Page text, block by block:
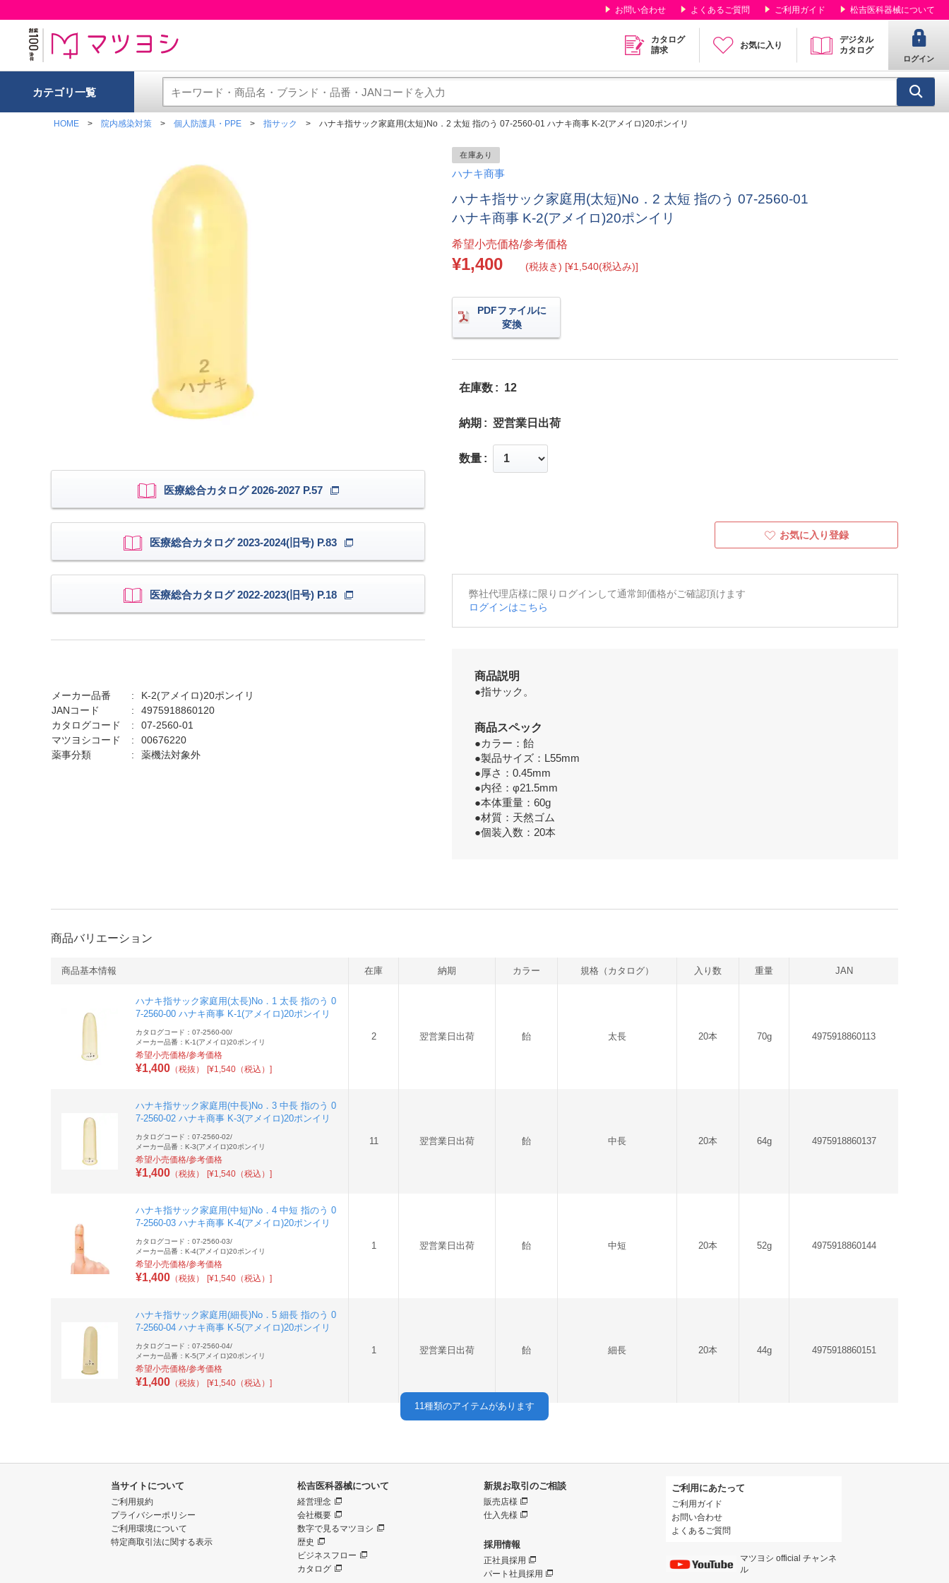
お問い合わせ よくあるご質問 ご利用ガイド 松吉医科器械について
カタログ
請求
お気に入り
デジタル
カタログ
ログイン
カテゴリ一覧
HOME 院内感染対策 個人防護具・PPE 指サック ハナキ指サック家庭用(太短)No．2 太短 指のう 07-2560-01 ハナキ商事 K-2(アメイロ)20ポンイリ
医療総合カタログ 2026-2027 P.57
医療総合カタログ 2023-2024(旧号) P.83
医療総合カタログ 2022-2023(旧号) P.18
メーカー品番
K-2(アメイロ)20ポンイリ
JANコード
4975918860120
カタログコード
07-2560-01
マツヨシコード
00676220
薬事分類
薬機法対象外
在庫あり
ハナキ商事
ハナキ指サック家庭用(太短)No．2 太短 指のう 07-2560-01
ハナキ商事 K-2(アメイロ)20ポンイリ
希望小売価格/参考価格
¥1,400 (税抜き) [¥1,540(税込み)]
PDFファイルに
変換
在庫数 12
納期 翌営業日出荷
数量
お気に入り登録
弊社代理店様に限りログインして通常卸価格がご確認頂けます
ログインはこちら
商品説明
●指サック。
商品スペック
●カラー：飴
●製品サイズ：L55mm
●厚さ：0.45mm
●内径：φ21.5mm
●本体重量：60g
●材質：天然ゴム
●個装入数：20本
商品バリエーション
商品基本情報 在庫 納期 カラー 規格（カタログ） 入り数 重量 JAN
ハナキ指サック家庭用(太長)No．1 太長 指のう 0
7-2560-00 ハナキ商事 K-1(アメイロ)20ポンイリ
カタログコード：07-2560-00/
メーカー品番：K-1(アメイロ)20ポンイリ
希望小売価格/参考価格
¥1,400 （税抜） [¥1,540（税込）]
2 翌営業日出荷 飴 太長 20本 70g 4975918860113
ハナキ指サック家庭用(中長)No．3 中長 指のう 0
7-2560-02 ハナキ商事 K-3(アメイロ)20ポンイリ
カタログコード：07-2560-02/
メーカー品番：K-3(アメイロ)20ポンイリ
希望小売価格/参考価格
¥1,400 （税抜） [¥1,540（税込）]
11 翌営業日出荷 飴 中長 20本 64g 4975918860137
ハナキ指サック家庭用(中短)No．4 中短 指のう 0
7-2560-03 ハナキ商事 K-4(アメイロ)20ポンイリ
カタログコード：07-2560-03/
メーカー品番：K-4(アメイロ)20ポンイリ
希望小売価格/参考価格
¥1,400 （税抜） [¥1,540（税込）]
1 翌営業日出荷 飴 中短 20本 52g 4975918860144
ハナキ指サック家庭用(細長)No．5 細長 指のう 0
7-2560-04 ハナキ商事 K-5(アメイロ)20ポンイリ
カタログコード：07-2560-04/
メーカー品番：K-5(アメイロ)20ポンイリ
希望小売価格/参考価格
¥1,400 （税抜） [¥1,540（税込）]
1 翌営業日出荷 飴 細長 20本 44g 4975918860151
11種類のアイテムがあります
当サイトについて
ご利用規約
プライバシーポリシー
ご利用環境について
特定商取引法に関する表示
松吉医科器械について
経営理念
会社概要
数字で見るマツヨシ
歴史
ビジネスフロー
カタログ
新規お取引のご相談
販売店様
仕入先様
採用情報
正社員採用
パート社員採用
ご利用にあたって
ご利用ガイド
お問い合わせ
よくあるご質問
マツヨシ official チャンネ
ル